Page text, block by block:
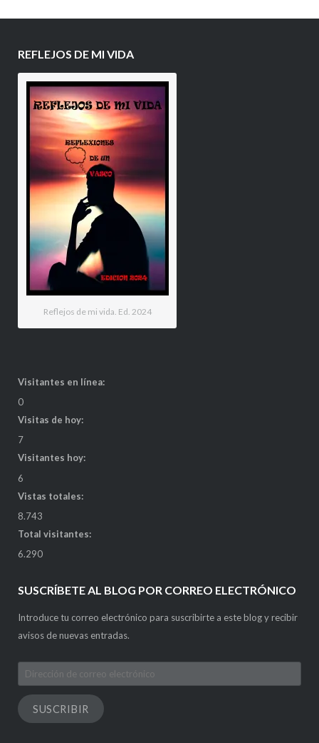
REFLEJOS DE MI VIDA
Reflejos de mi vida. Ed. 2024
Visitantes en línea:
0
Visitas de hoy:
7
Visitantes hoy:
6
Vistas totales:
8.743
Total visitantes:
6.290
SUSCRÍBETE AL BLOG POR CORREO ELECTRÓNICO
Introduce tu correo electrónico para suscribirte a este blog y recibir
avisos de nuevas entradas.
Dirección
de
correo
electrónico
SUSCRIBIR